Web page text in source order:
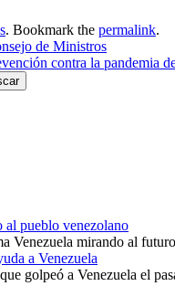
. Bookmark the permalink.
de Ministros
contra la pandemia
al pueblo venezolano
Venezuela mirando al
a Venezuela
golpeó a Venezuela el